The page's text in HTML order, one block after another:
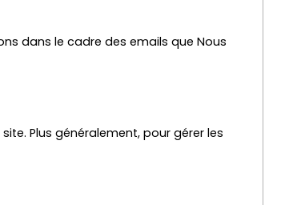
dans le cadre des emails que Nous
Plus généralement, pour gérer les